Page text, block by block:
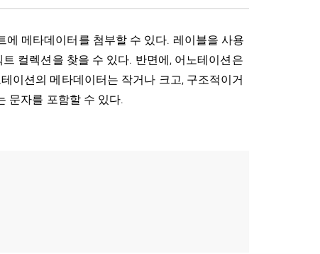
메타데이터를 첨부할 수 있다. 레이블을 사용
컬렉션을 찾을 수 있다. 반면에, 어노테이션은
이션의 메타데이터는 작거나 크고, 구조적이거
문자를 포함할 수 있다.